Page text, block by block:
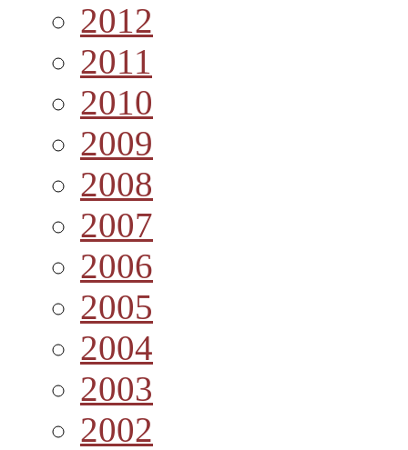
2012
2011
2010
2009
2008
2007
2006
2005
2004
2003
2002